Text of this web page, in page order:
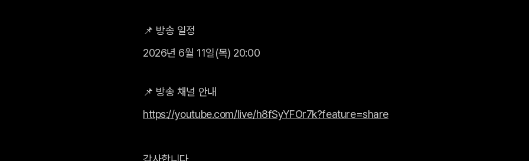
📌 방송 일정
2026년 6월 11일(목) 20:00
📌 방송 채널 안내
https://youtube.com/live/h8fSyYFOr7k?feature=share